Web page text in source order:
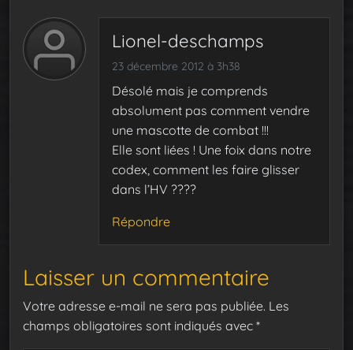
Lionel-deschamps
23 décembre 2012 à 3h38
Désolé mais je comprends
absolument pas comment vendre
une mascotte de combat !!!
Elle sont liées ! Une foix dans notre
codex, comment les faire glisser
dans l’HV ????
Répondre
Laisser un commentaire
Votre adresse e-mail ne sera pas publiée. Les
champs obligatoires sont indiqués avec *